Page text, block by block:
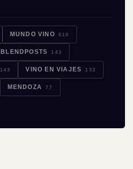
MUNDO VINO 610
BLENDPOSTS 143
143 VINO EN VIAJES 132
MENDOZA 77